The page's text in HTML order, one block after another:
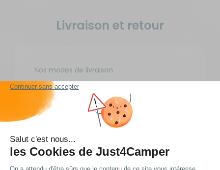
Livraison et retour
Nos modes de livraison
DPD Relais
5,49 € offert dès 49 € d'achat
3 à 4 jours ouvrés
DPD à domicile
7,49 € offert dès 49 € d'achat
3 à 4 jours ouvrés